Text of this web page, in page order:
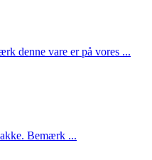
denne vare er på vores ...
Bemærk ...